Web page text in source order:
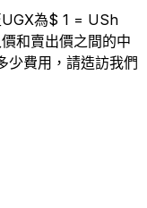
為$ 1 = USh
和賣出價之間的中
少費用，請造訪我們